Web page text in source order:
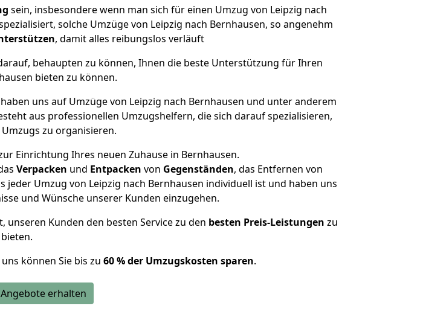
sein, insbesondere wenn man sich für einen Umzug von Leipzig nach
solche Umzüge von Leipzig nach Bernhausen, so angenehm
, damit alles reibungslos verläuft
behaupten zu können, Ihnen die beste Unterstützung für Ihren
bieten zu können.
uns auf Umzüge von Leipzig nach Bernhausen und unter anderem
aus professionellen Umzugshelfern, die sich darauf spezialisieren,
zu organisieren.
Einrichtung Ihres neuen Zuhause in Bernhausen.
Verpacken und Entpacken von Gegenständen, das Entfernen von
Umzug von Leipzig nach Bernhausen individuell ist und haben uns
und Wünsche unserer Kunden einzugehen.
unseren Kunden den besten Service zu den besten Preis-Leistungen zu
bieten.
können Sie bis zu 60 % der Umzugskosten sparen.
erhalten